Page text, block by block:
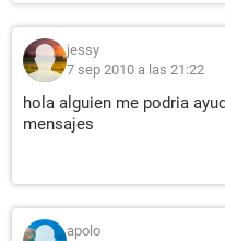
jessy
7 sep 2010 a las 21:22
hola alguien me podria
mensajes
apolo